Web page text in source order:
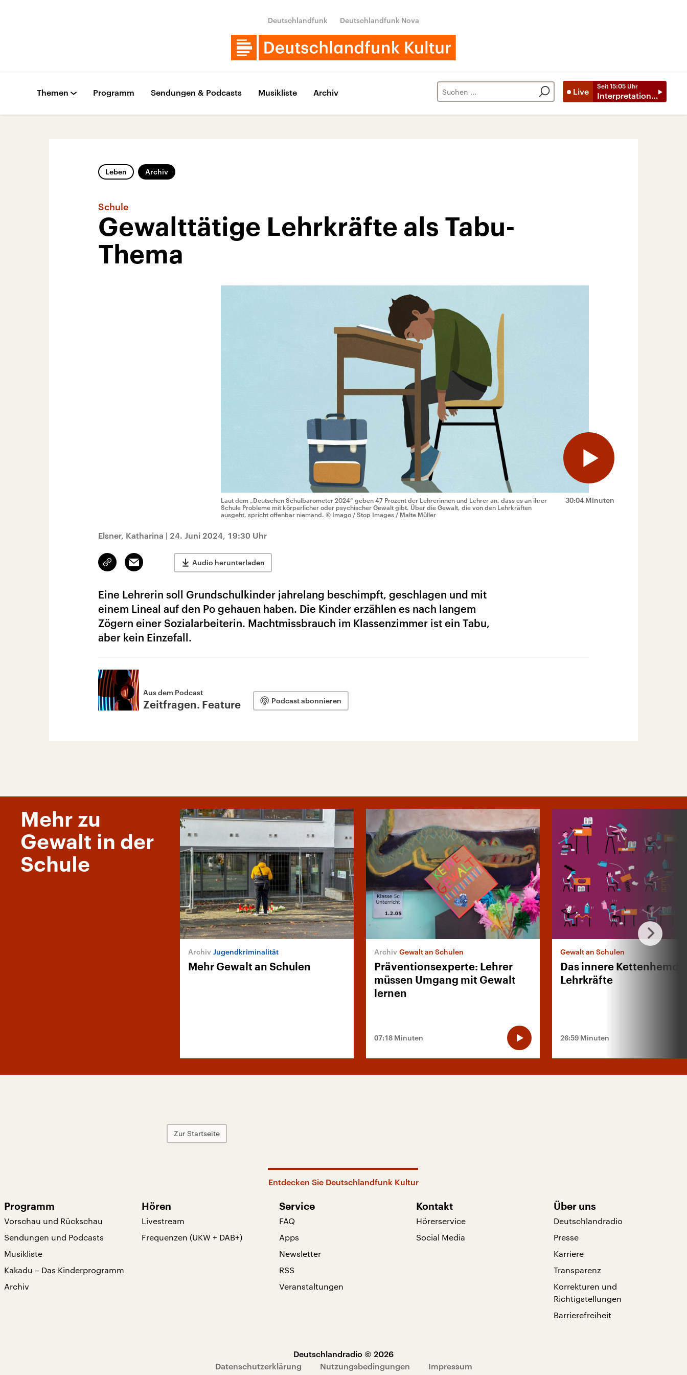
Deutschlandfunk Deutschlandfunk Nova
Live
Seit 15:05 Uhr
Interpretationen
Themen Programm Sendungen & Podcasts Musikliste Archiv
Leben Archiv
Schule
Gewalttätige Lehrkräfte als Tabu-
Thema
30:04 Minuten
Laut dem „Deutschen Schulbarometer 2024“ geben 47 Prozent der Lehrerinnen und Lehrer an, dass es an ihrer
Schule Probleme mit körperlicher oder psychischer Gewalt gibt. Über die Gewalt, die von den Lehrkräften
ausgeht, spricht offenbar niemand. © Imago / Stop Images / Malte Müller
Elsner, Katharina | 24. Juni 2024, 19:30 Uhr
Link
kopieren/teilen
Email Audio herunterladen
Eine Lehrerin soll Grundschulkinder jahrelang beschimpft, geschlagen und mit
einem Lineal auf den Po gehauen haben. Die Kinder erzählen es nach langem
Zögern einer Sozialarbeiterin. Machtmissbrauch im Klassenzimmer ist ein Tabu,
aber kein Einzefall.
Aus dem Podcast
Zeitfragen. Feature Podcast abonnieren
Mehr zu
Gewalt in der
Schule
Jugendkriminalität
Mehr Gewalt an Schulen
Gewalt an Schulen
Präventionsexperte: Lehrer
müssen Umgang mit Gewalt
lernen
07:18 Minuten
Gewalt an Schulen
Das innere Kettenhemd
Lehrkräfte
26:59 Minuten
Zur Startseite
Entdecken Sie Deutschlandfunk Kultur
Programm
Vorschau und Rückschau
Sendungen und Podcasts
Musikliste
Kakadu – Das Kinderprogramm
Archiv
Hören
Livestream
Frequenzen (UKW + DAB+)
Service
FAQ
Apps
Newsletter
RSS
Veranstaltungen
Kontakt
Hörerservice
Social Media
Über uns
Deutschlandradio
Presse
Karriere
Transparenz
Korrekturen und
Richtigstellungen
Barrierefreiheit
Deutschlandradio © 2026
Datenschutzerklärung
Nutzungsbedingungen
Impressum